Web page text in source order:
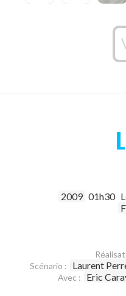
2009 01h30
Scénario : Laurent
Avec : Eric